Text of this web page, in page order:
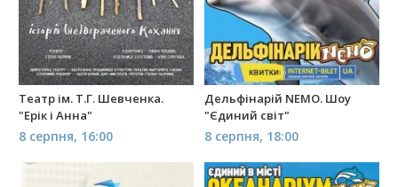
Театр ім. Т.Г. Шевченка.
"Ерік і Анна"
8 серпня, 16:00
Дельфінарій NEMO. Шоу
"Єдиний світ"
8 серпня, 18:00